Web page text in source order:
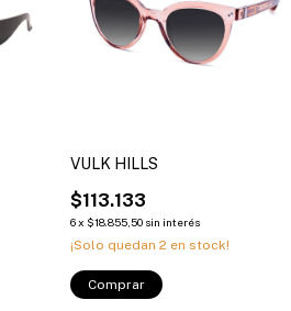
VULK HILLS
$113.133
6x $18.855,50 sin interés
¡Solo quedan 2 en stock!
Comprar